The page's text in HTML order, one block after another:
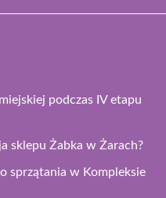
podczas IV etapu
sklepu Żabka w Żarach?
sprzątania w Kompleksie